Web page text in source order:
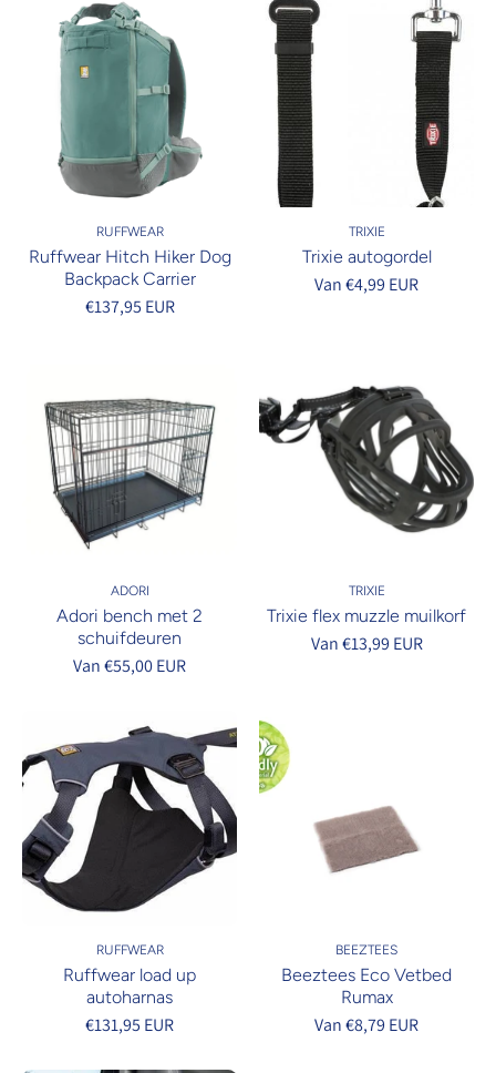
RUFFWEAR
Ruffwear Hitch Hiker Dog
Backpack Carrier
€137,95 EUR
TRIXIE
Trixie autogordel
Van €4,99 EUR
ADORI
Adori bench met 2
schuifdeuren
Van €55,00 EUR
TRIXIE
Trixie flex muzzle muilkorf
Van €13,99 EUR
RUFFWEAR
Ruffwear load up
autoharnas
€131,95 EUR
BEEZTEES
Beeztees Eco Vetbed
Rumax
Van €8,79 EUR